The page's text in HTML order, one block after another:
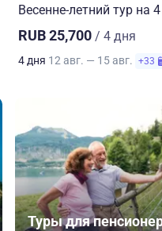
Весенне-летний тур на
RUB 25,700 / 4 дня
4 дня 12 авг. — 15 авг. +33
Туры для